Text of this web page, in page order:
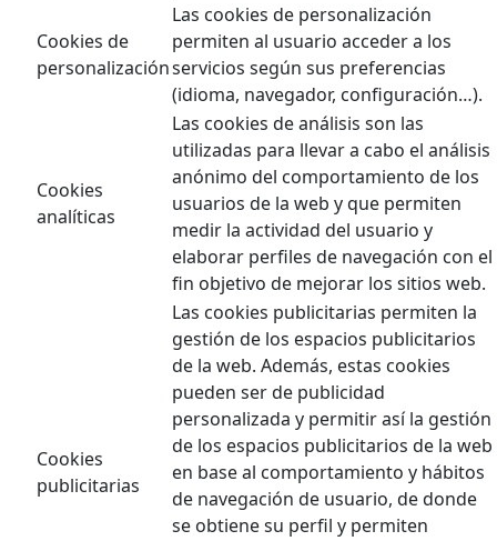
Cookies de
personalización
Las cookies de personalización
permiten al usuario acceder a los
servicios según sus preferencias
(idioma, navegador, configuración…).
Cookies
analíticas
Las cookies de análisis son las
utilizadas para llevar a cabo el análisis
anónimo del comportamiento de los
usuarios de la web y que permiten
medir la actividad del usuario y
elaborar perfiles de navegación con el
fin objetivo de mejorar los sitios web.
Cookies
publicitarias
Las cookies publicitarias permiten la
gestión de los espacios publicitarios
de la web. Además, estas cookies
pueden ser de publicidad
personalizada y permitir así la gestión
de los espacios publicitarios de la web
en base al comportamiento y hábitos
de navegación de usuario, de donde
se obtiene su perfil y permiten